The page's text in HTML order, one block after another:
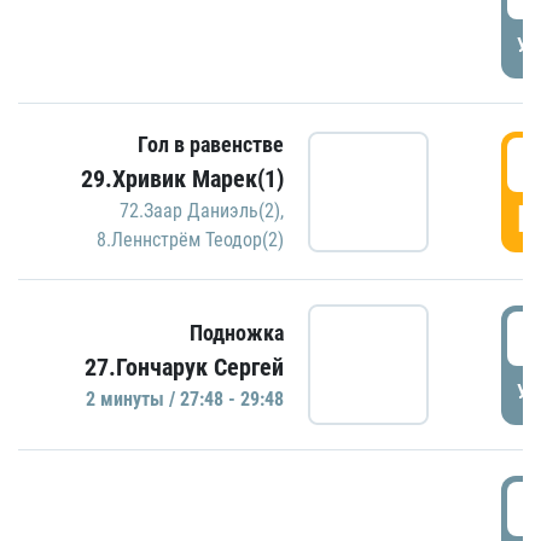
Гол в равенстве
29.Хривик Марек(1)
72.Заар Даниэль(2),
8.Леннстрём Теодор(2)
Подножка
27.Гончарук Сергей
2 минуты / 27:48 - 29:48